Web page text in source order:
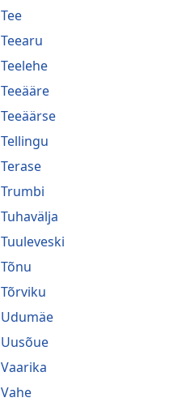
Tee
Teearu
Teelehe
Teeääre
Teeäärse
Tellingu
Terase
Trumbi
Tuhavälja
Tuuleveski
Tõnu
Tõrviku
Udumäe
Uusõue
Vaarika
Vahe